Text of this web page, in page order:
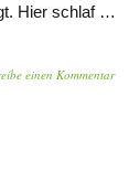
Hier schlaf …
einen Kommentar